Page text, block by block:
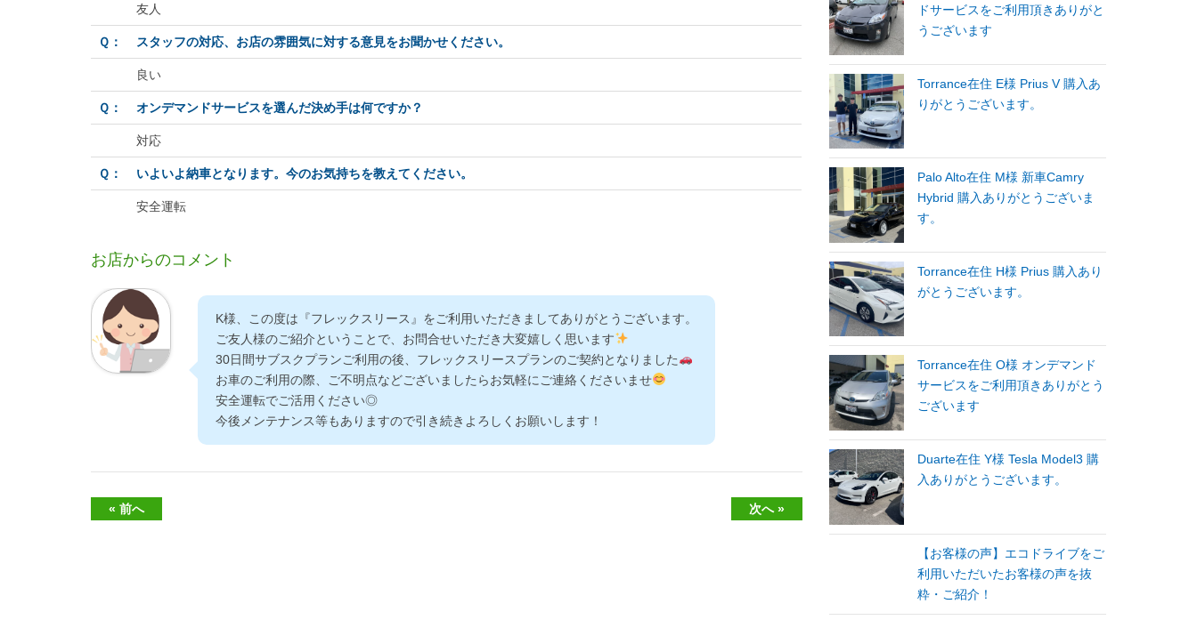
友人
Ｑ： スタッフの対応、お店の雰囲気に対する意見をお聞かせください。
良い
Ｑ： オンデマンドサービスを選んだ決め手は何ですか？
対応
Ｑ： いよいよ納車となります。今のお気持ちを教えてください。
安全運転
お店からのコメント
K様、この度は『フレックスリース』をご利用いただきましてありがとうございます。
ご友人様のご紹介ということで、お問合せいただき大変嬉しく思います
30日間サブスクプランご利用の後、フレックスリースプランのご契約となりました
お車のご利用の際、ご不明点などございましたらお気軽にご連絡くださいませ
安全運転でご活用ください◎
今後メンテナンス等もありますので引き続きよろしくお願いします！
« 前へ 次へ »
ドサービスをご利用頂きありがと
うございます
Torrance在住 E様 Prius V 購入あ
りがとうございます。
Palo Alto在住 M様 新車Camry
Hybrid 購入ありがとうございま
す。
Torrance在住 H様 Prius 購入あり
がとうございます。
Torrance在住 O様 オンデマンド
サービスをご利用頂きありがとう
ございます
Duarte在住 Y様 Tesla Model3 購
入ありがとうございます。
【お客様の声】エコドライブをご
利用いただいたお客様の声を抜
粋・ご紹介！